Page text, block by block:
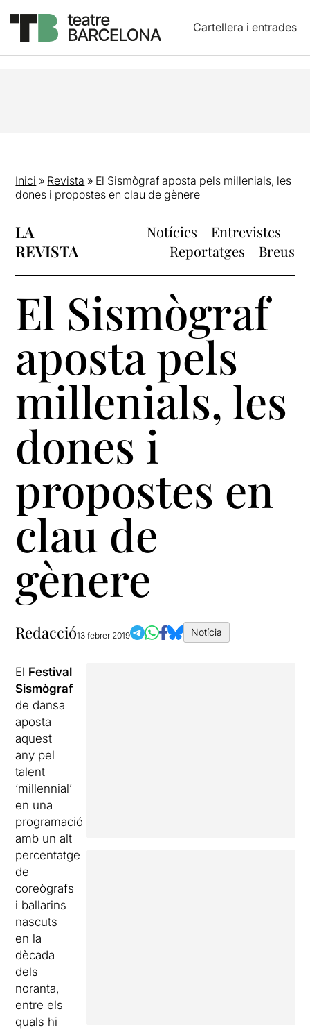
Cartellera i entrades
Inici » Revista » El Sismògraf aposta pels millenials, les
dones i propostes en clau de gènere
LA
REVISTA
Notícies
Entrevistes
Reportatges
Breus
El Sismògraf
aposta pels
millenials, les
dones i
propostes en
clau de
gènere
Redacció13 febrer 2019 Notícia
El Festival
Sismògraf
de dansa
aposta
aquest
any pel
talent
‘millennial’
en una
programació
amb un alt
percentatge
de
coreògrafs
i ballarins
nascuts
en la
dècada
dels
noranta,
entre els
quals hi